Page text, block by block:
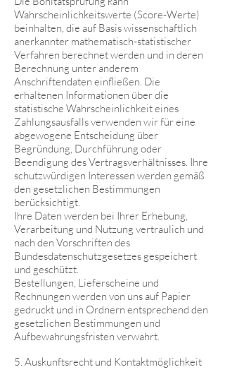
Wahrscheinlichkeitswerte (Score-Werte)
beinhalten, die auf Basis wissenschaftlich
anerkannter mathematisch-statistischer
Verfahren berechnet werden und in deren
Berechnung unter anderem
Anschriftendaten einfließen. Die
erhaltenen Informationen über die
statistische Wahrscheinlichkeit eines
Zahlungsausfalls verwenden wir für eine
abgewogene Entscheidung über
Begründung, Durchführung oder
Beendigung des Vertragsverhältnisses. Ihre
schutzwürdigen Interessen werden gemäß
den gesetzlichen Bestimmungen
berücksichtigt.
Ihre Daten werden bei Ihrer Erhebung,
Verarbeitung und Nutzung vertraulich und
nach den Vorschriften des
Bundesdatenschutzgesetzes gespeichert
und geschützt.
Bestellungen, Lieferscheine und
Rechnungen werden von uns auf Papier
gedruckt und in Ordnern entsprechend den
gesetzlichen Bestimmungen und
Aufbewahrungsfristen verwahrt.
5. Auskunftsrecht und Kontaktmöglichkeit